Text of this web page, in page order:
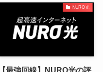
NURO光
【最強回線】NURO光の評